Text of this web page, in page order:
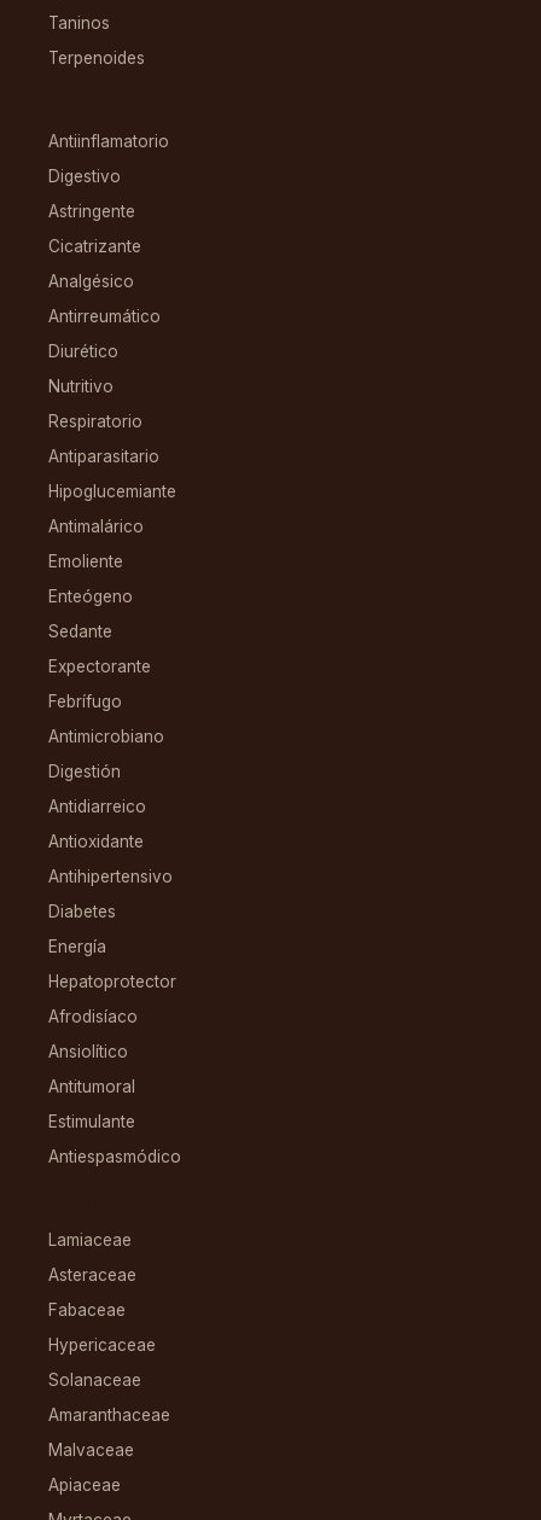
Taninos
Terpenoides
Antiinflamatorio
Digestivo
Astringente
Cicatrizante
Analgésico
Antirreumático
Diurético
Nutritivo
Respiratorio
Antiparasitario
Hipoglucemiante
Antimalárico
Emoliente
Enteógeno
Sedante
Expectorante
Febrífugo
Antimicrobiano
Digestión
Antidiarreico
Antioxidante
Antihipertensivo
Diabetes
Energía
Hepatoprotector
Afrodisíaco
Ansiolítico
Antitumoral
Estimulante
Antiespasmódico
Lamiaceae
Asteraceae
Fabaceae
Hypericaceae
Solanaceae
Amaranthaceae
Malvaceae
Apiaceae